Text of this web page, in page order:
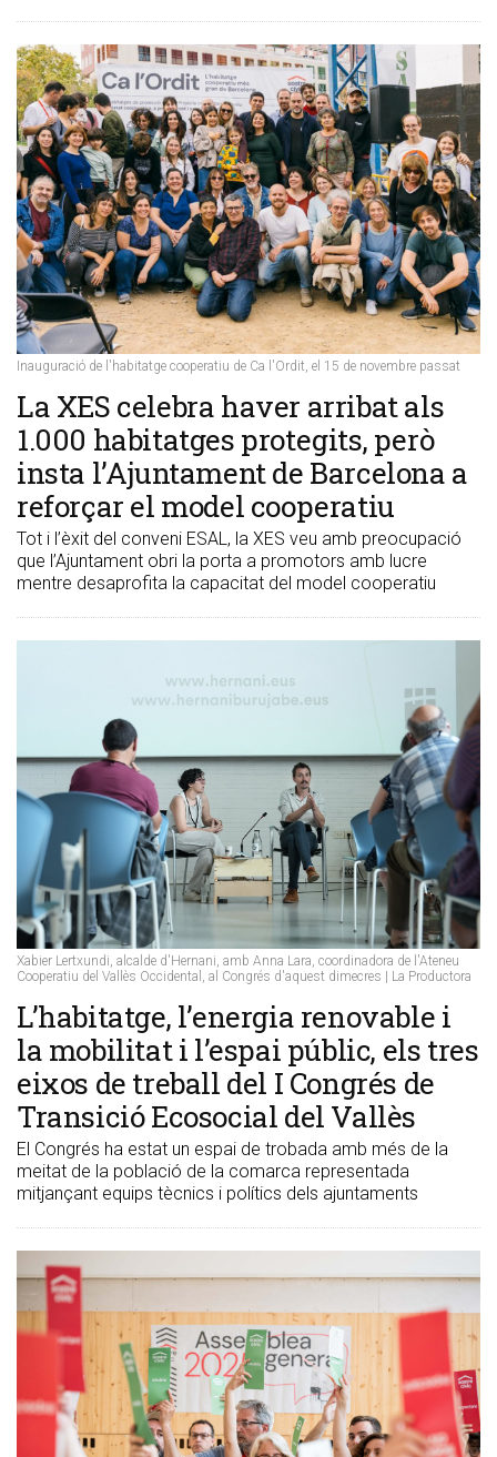
Inauguració de l'habitatge cooperatiu de Ca l'Ordit, el 15 de novembre passat
​La XES celebra haver arribat als
1.000 habitatges protegits, però
insta l’Ajuntament de Barcelona a
reforçar el model cooperatiu
Tot i l’èxit del conveni ESAL, la XES veu amb preocupació
que l’Ajuntament obri la porta a promotors amb lucre
mentre desaprofita la capacitat del model cooperatiu
Xabier Lertxundi, alcalde d'Hernani, amb Anna Lara, coordinadora de l'Ateneu
Cooperatiu del Vallès Occidental, al Congrés d'aquest dimecres | La Productora
L’habitatge, l’energia renovable i
la mobilitat i l’espai públic, els tres
eixos de treball del I Congrés de
Transició Ecosocial del Vallès
El Congrés ha estat un espai de trobada amb més de la
meitat de la població de la comarca representada
mitjançant equips tècnics i polítics dels ajuntaments